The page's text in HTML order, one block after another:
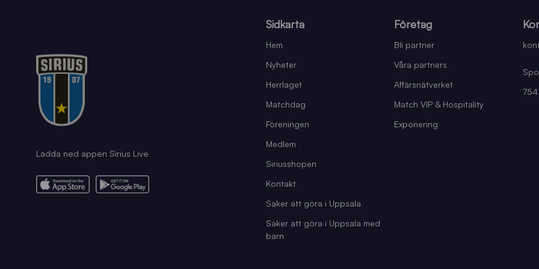
Ladda ned appen Sirius Live
Sidkarta
Hem
Nyheter
Herrlaget
Matchdag
Föreningen
Medlem
Siriusshopen
Kontakt
Saker att göra i Uppsala
Saker att göra i Uppsala med
barn
Företag
Bli partner
Våra partners
Affärsnätverket
Match VIP & Hospitality
Exponering
754